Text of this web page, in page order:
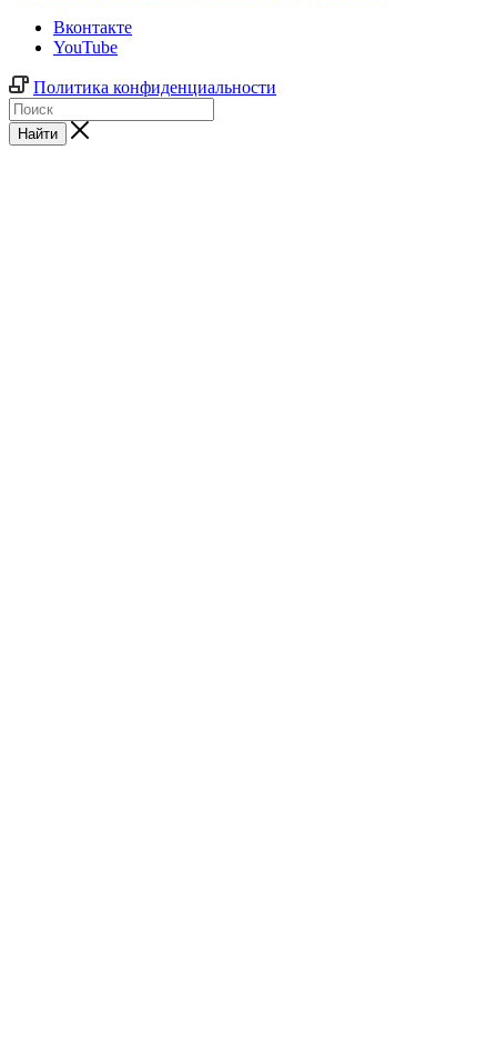
Вконтакте
YouTube
Политика конфиденциальности
Найти